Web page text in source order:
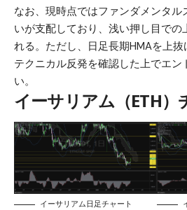
なお、現時点ではファンダメンタル
いが支配しており、浅い押し目での
れる。ただし、日足長期HMAを上
テクニカル反発を確認した上でエン
い。
イーサリアム（ETH）
イーサリアム日足チャート